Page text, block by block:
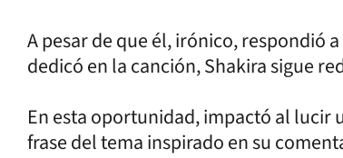
A pesar de que él, irónico, respondió
dedicó en la canción, Shakira sigue
En esta oportunidad, impactó al lucir
frase del tema inspirado en su